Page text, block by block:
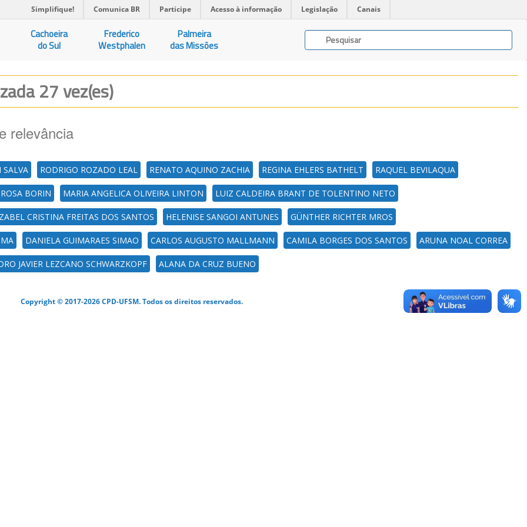
Simplifique! Comunica BR Participe Acesso à informação Legislação Canais
Cachoeira
do Sul
Frederico
Westphalen
Palmeira
das Missões
27 vez(es)
relevância
SALVA RODRIGO ROZADO LEAL RENATO AQUINO ZACHIA REGINA EHLERS BATHELT RAQUEL BEVILAQUA
BORIN MARIA ANGELICA OLIVEIRA LINTON LUIZ CALDEIRA BRANT DE TOLENTINO NETO
CRISTINA FREITAS DOS SANTOS HELENISE SANGOI ANTUNES GÜNTHER RICHTER MROS
DANIELA GUIMARAES SIMAO CARLOS AUGUSTO MALLMANN CAMILA BORGES DOS SANTOS ARUNA NOAL CORREA
JAVIER LEZCANO SCHWARZKOPF ALANA DA CRUZ BUENO
Copyright © 2017-2026 CPD-UFSM. Todos os direitos reservados.